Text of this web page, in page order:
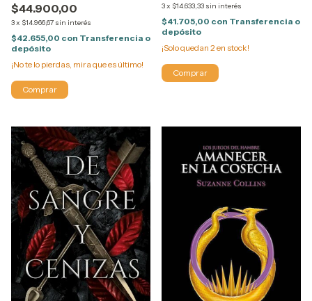
$44.900,00
3x $14.966,67 sin interés
$42.655,00 con Transferencia o
depósito
¡No te lo pierdas, mira que es último!
3x $14.633,33 sin interés
$41.705,00 con Transferencia o
depósito
¡Solo quedan 2 en stock!